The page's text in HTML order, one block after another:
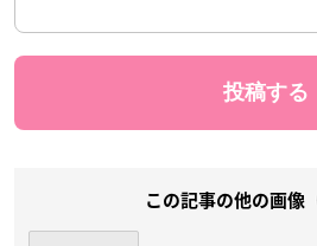
この記事の他の画像